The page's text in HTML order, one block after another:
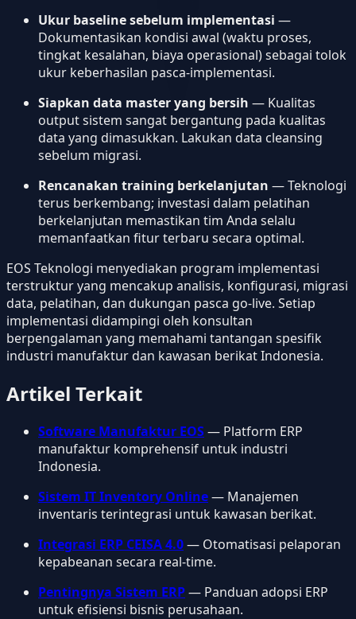
Ukur baseline sebelum implementasi —
Dokumentasikan kondisi awal (waktu proses,
tingkat kesalahan, biaya operasional) sebagai tolok
ukur keberhasilan pasca-implementasi.
Siapkan data master yang bersih — Kualitas
output sistem sangat bergantung pada kualitas
data yang dimasukkan. Lakukan data cleansing
sebelum migrasi.
Rencanakan training berkelanjutan — Teknologi
terus berkembang; investasi dalam pelatihan
berkelanjutan memastikan tim Anda selalu
memanfaatkan fitur terbaru secara optimal.
EOS Teknologi menyediakan program implementasi
terstruktur yang mencakup analisis, konfigurasi, migrasi
data, pelatihan, dan dukungan pasca go-live. Setiap
implementasi didampingi oleh konsultan
berpengalaman yang memahami tantangan spesifik
industri manufaktur dan kawasan berikat Indonesia.
Artikel Terkait
Software Manufaktur EOS— Platform ERP
manufaktur komprehensif untuk industri
Indonesia.
Sistem IT Inventory Online— Manajemen
inventaris terintegrasi untuk kawasan berikat.
Integrasi ERP CEISA 4.0— Otomatisasi pelaporan
kepabeanan secara real-time.
Pentingnya Sistem ERP— Panduan adopsi ERP
untuk efisiensi bisnis perusahaan.